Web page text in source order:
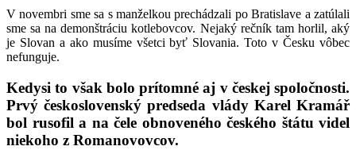
V novembri sme sa s manželkou prechádzali po Bratislave a zatúlali
sme sa na demonštráciu kotlebovcov. Nejaký rečník tam horlil, aký
je Slovan a ako musíme všetci byť Slovania. Toto v Česku vôbec
nefunguje.
Kedysi to však bolo prítomné aj v českej spoločnosti.
Prvý československý predseda vlády Karel Kramář
bol rusofil a na čele obnoveného českého štátu videl
niekoho z Romanovovcov.